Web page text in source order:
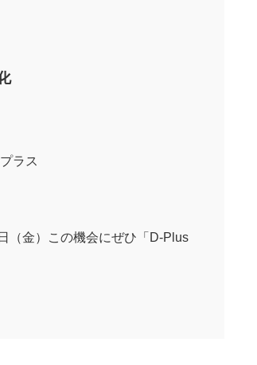
ラス
（金）この機会にぜひ「D-Plus